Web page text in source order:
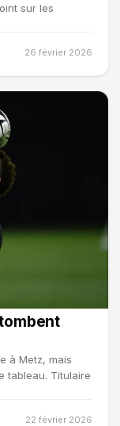
sur les
26 février 2026
à Metz, mais
tableau. Titulaire
22 février 2026